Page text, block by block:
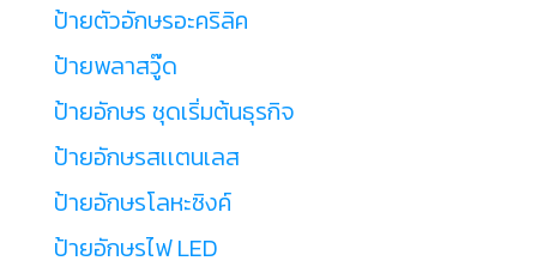
ป้ายตัวอักษรอะคริลิค
ป้ายพลาสวู๊ด
ป้ายอักษร ชุดเริ่มต้นธุรกิจ
ป้ายอักษรสเเตนเลส
ป้ายอักษรโลหะซิงค์
ป้ายอักษรไฟ LED